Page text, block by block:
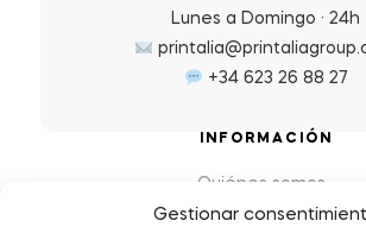
Gestionar
Lunes a Domingo · 24h
+34 623 26 88 27
INFORMACIÓN
Quiénes somos
Preguntas Frecuentes